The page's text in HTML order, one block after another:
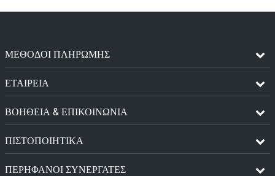
ΜΈΘΟΔΟΙ ΠΛΗΡΩΜΉΣ
ΕΤΑΙΡΕΙΑ
ΒΟΗΘΕΙΑ & ΕΠΙΚΟΙΝΩΝΙΑ
ΠΙΣΤΟΠΟΙΗΤΙΚΆ
ΠΕΡΉΦΑΝΟΙ ΣΥΝΕΡΓΆΤΕΣ